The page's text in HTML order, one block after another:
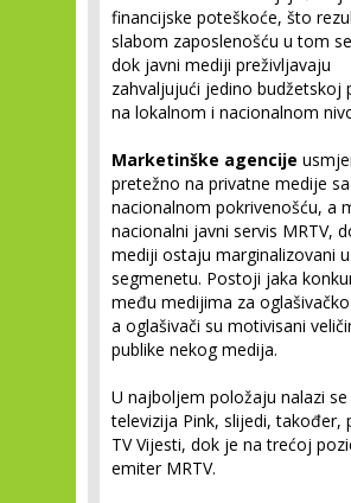
financijske poteškoće, što
slabom zaposlenošću u tom
dok javni mediji preživljavaju
zahvaljujući jedino budžetskoj
na lokalnom i nacionalnom
Marketinške agencije
pretežno na privatne medije sa
nacionalnom pokrivenošću, a
nacionalni javni servis MRTV,
mediji ostaju marginalizovani
segmenetu. Postoji jaka
među medijima za
a oglašivači su motivisani
publike nekog medija.
U najboljem položaju nalazi
televizija Pink, slijedi, također,
TV Vijesti, dok je na trećoj
emiter MRTV.